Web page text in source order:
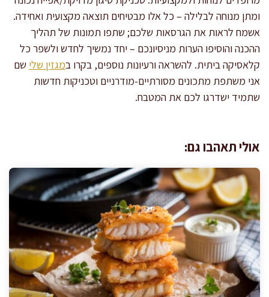
ומתן מנוחה לבלילה – כל אלו מבטיחים תוצאה מקצועית ואחידה.
אשמח לראות את הגרסאות שלכם; שתפו תמונות של תהליך
ההכנה והוסיפו הערות מניסיונכם – יחד נמשיך לחדש ולשפר כל
קלאסיקה ביתית. להשראה ורעיונות נוספים, בקרו במגזין שלי שם
אני משתפת מתכונים מסורתיים-מודרניים וטכניקות חדשות
שתמיד ישדרגו לכם את המטבח.
אולי תאהבו גם: